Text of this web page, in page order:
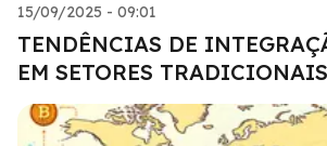
15/09/2025 - 09:01
TENDÊNCIAS DE
EM SETORES TRADICIONAIS